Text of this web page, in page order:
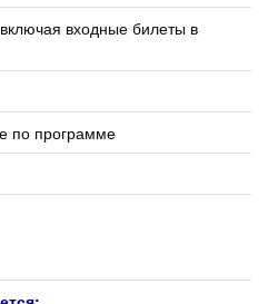
входные билеты в
по программе